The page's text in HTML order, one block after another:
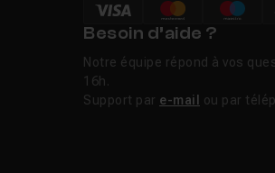
Besoin d’aide ?
Notre équipe répond à vos
16h.
Support par e-mail ou par